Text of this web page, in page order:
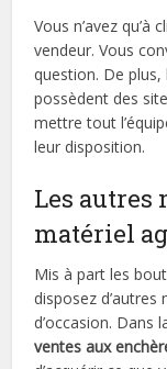
Vous n’avez
vendeur. Vous
question. De plus,
possèdent des
mettre tout
leur disposition.
Les autres
matériel
Mis à part les
disposez
d’occasion. Dans
ventes aux